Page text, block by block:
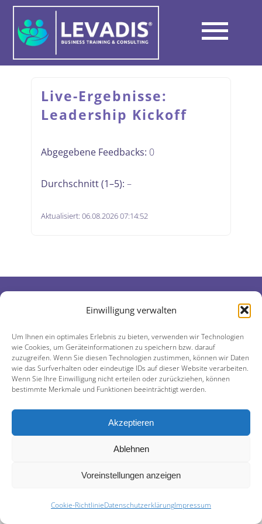
Einwilligung verwalten
Um Ihnen ein optimales Erlebnis zu bieten, verwenden wir Technologien
wie Cookies, um Geräteinformationen zu speichern bzw. darauf
zuzugreifen. Wenn Sie diesen Technologien zustimmen, können wir Daten
wie das Surfverhalten oder eindeutige IDs auf dieser Website verarbeiten.
Wenn Sie Ihre Einwilligung nicht erteilen oder zurückziehen, können
bestimmte Merkmale und Funktionen beeinträchtigt werden.
Akzeptieren
Ablehnen
Voreinstellungen anzeigen
Cookie-RichtlinieDatenschutzerklärungImpressum
Skip
content
Wege zum Erfolg
Tools
Shop
Live-Ergebnisse:
Leadership Kickoff
Abgegebene Feedbacks: 0
Durchschnitt (1–5): –
Aktualisiert:06.08.2026 07:14:52
© 2026 LEVADIS e. U. | A-2540 Bad Vöslau |
Schlumbergerstraße 20/1/11
FAQs
Allgemeine Geschäftsbedingungen (AGB)